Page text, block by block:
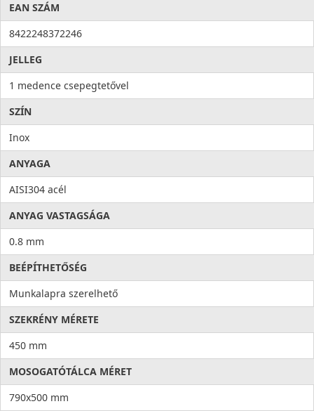
EAN SZÁM
8422248372246
JELLEG
1 medence csepegtetővel
SZÍN
Inox
ANYAGA
AISI304 acél
ANYAG VASTAGSÁGA
0.8 mm
BEÉPÍTHETŐSÉG
Munkalapra szerelhető
SZEKRÉNY MÉRETE
450 mm
MOSOGATÓTÁLCA MÉRET
790x500 mm